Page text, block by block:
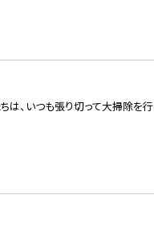
は、いつも張り切って大掃除を行